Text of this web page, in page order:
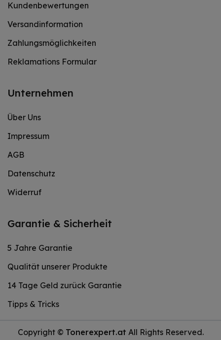
Kundenbewertungen
Versandinformation
Zahlungsmöglichkeiten
Reklamations Formular
Unternehmen
Über Uns
Impressum
AGB
Datenschutz
Widerruf
Garantie & Sicherheit
5 Jahre Garantie
Qualität unserer Produkte
14 Tage Geld zurück Garantie
Tipps & Tricks
Copyright © Tonerexpert.at All Rights Reserved.